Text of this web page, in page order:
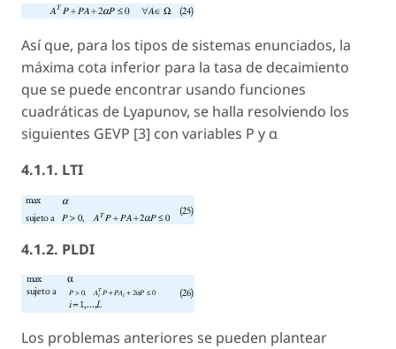
Así que, para los tipos de sistemas enunciados, la
máxima cota inferior para la tasa de decaimiento
que se puede encontrar usando funciones
cuadráticas de Lyapunov, se halla resolviendo los
siguientes GEVP [3] con variables P y α
4.1.1. LTI
4.1.2. PLDI
Los problemas anteriores se pueden plantear